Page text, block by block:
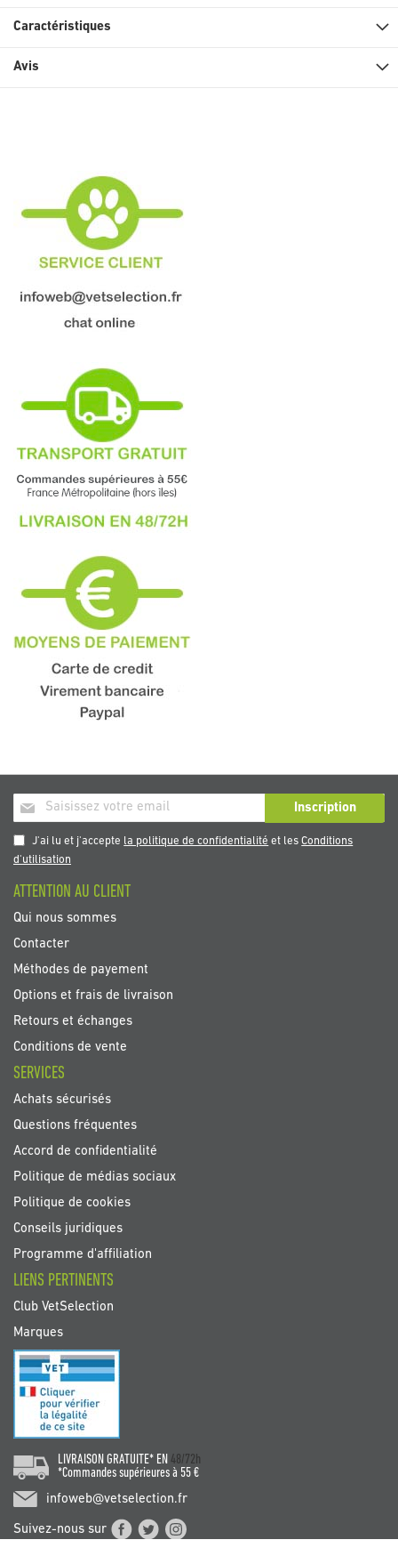
Caractéristiques
Avis
Inscription
à
notre
newsletter
Inscription
J'ai lu et j'accepte la politique de confidentialité et lesConditions
d'utilisation
ATTENTION AU CLIENT
Qui nous sommes
Contacter
Méthodes de payement
Options et frais de livraison
Retours et échanges
Conditions de vente
SERVICES
Achats sécurisés
Questions fréquentes
Accord de confidentialité
Politique de médias sociaux
Politique de cookies
Conseils juridiques
Programme d'affiliation
LIENS PERTINENTS
Club VetSelection
Marques
LIVRAISON GRATUITE* EN 48/72h
*Commandes supérieures à 55 €
infoweb@vetselection.fr
Suivez-nous sur